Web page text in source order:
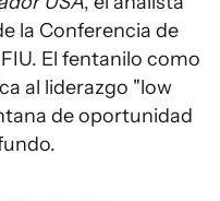
la Conferencia de
El fentanilo como
al liderazgo "low
de oportunidad